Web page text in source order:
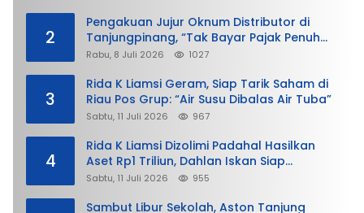
2
Pengakuan Jujur Oknum Distributor di
Tanjungpinang, “Tak Bayar Pajak Penuh
demi Untung”
Rabu, 8 Juli 2026 1027
3
Rida K Liamsi Geram, Siap Tarik Saham di
Riau Pos Grup: “Air Susu Dibalas Air Tuba”
Sabtu, 11 Juli 2026 967
4
Rida K Liamsi Dizolimi Padahal Hasilkan
Aset Rp1 Triliun, Dahlan Iskan Siap
Membela
Sabtu, 11 Juli 2026 955
Sambut Libur Sekolah, Aston Tanjung